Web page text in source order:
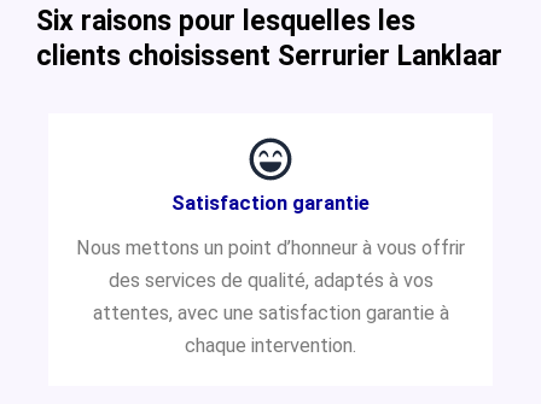
Six raisons pour lesquelles les
clients choisissent Serrurier Lanklaar
Satisfaction garantie
Nous mettons un point d’honneur à vous offrir
des services de qualité, adaptés à vos
attentes, avec une satisfaction garantie à
chaque intervention.